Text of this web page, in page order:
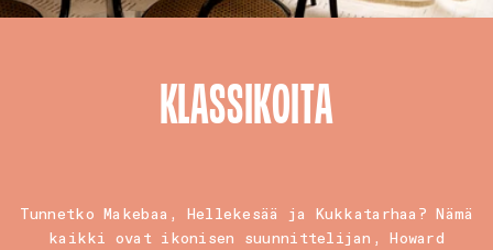
KLASSIKOITA
Tunnetko Makebaa, Hellekesää ja Kukkatarhaa? Nämä
kaikki ovat ikonisen suunnittelijan, Howard